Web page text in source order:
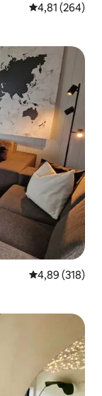
Priemerné
4,81 (264)
Priemerné
4,89 (318)